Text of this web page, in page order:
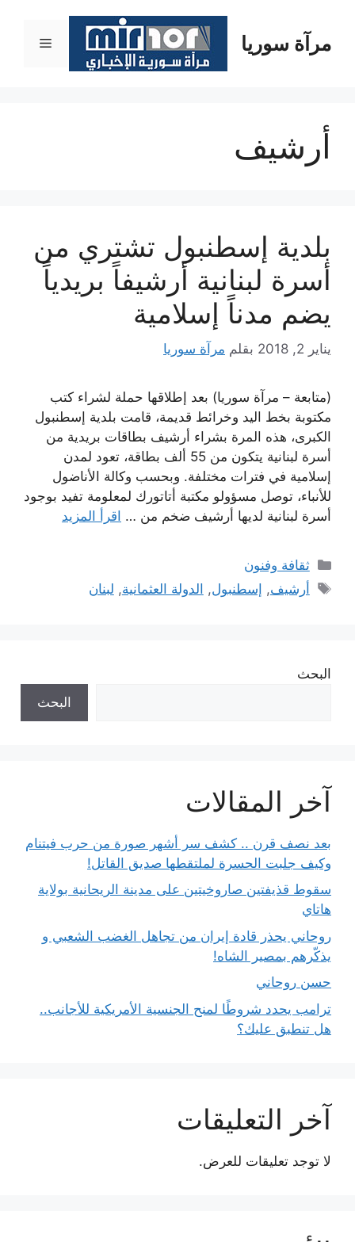
المحتوىمرآة سوريا القائمة
أرشيف
بلدية إسطنبول تشتري من
أسرة لبنانية أرشيفاً بريدياً
يضم مدناً إسلامية
يناير 2, 2018 بقلم مرآة سوريا
(متابعة – مرآة سوريا) بعد إطلاقها حملة لشراء كتب
مكتوبة بخط اليد وخرائط قديمة، قامت بلدية إسطنبول
الكبرى، هذه المرة بشراء أرشيف بطاقات بريدية من
أسرة لبنانية يتكون من 55 ألف بطاقة، تعود لمدن
إسلامية في فترات مختلفة. وبحسب وكالة الأناضول
للأنباء، توصل مسؤولو مكتبة أتاتورك لمعلومة تفيد بوجود
أسرة لبنانية لديها أرشيف ضخم من … اقرأ المزيد
التصنيفات
ثقافة وفنون
الوسوم
أرشيف, إسطنبول, الدولة العثمانية, لبنان
البحث
البحث
آخر المقالات
بعد نصف قرن .. كشف سر أشهر صورة من حرب فيتنام
وكيف جلبت الحسرة لملتقطها صديق القاتل!
سقوط قذيفتين صاروخيتين على مدينة الريحانية بولاية
هاتاي
روحاني يحذر قادة إيران من تجاهل الغضب الشعبي و
يذكّرهم بمصير الشاه!
حسن روحاني
ترامب يحدد شروطًا لمنح الجنسية الأمريكية للأجانب..
هل تنطبق عليك؟
آخر التعليقات
لا توجد تعليقات للعرض.